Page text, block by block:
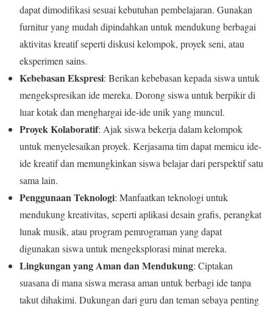
dapat dimodifikasi sesuai kebutuhan pembelajaran. Gunakan
furnitur yang mudah dipindahkan untuk mendukung berbagai
aktivitas kreatif seperti diskusi kelompok, proyek seni, atau
eksperimen sains.
Kebebasan Ekspresi: Berikan kebebasan kepada siswa untuk
mengekspresikan ide mereka. Dorong siswa untuk berpikir di
luar kotak dan menghargai ide-ide unik yang muncul.
Proyek Kolaboratif: Ajak siswa bekerja dalam kelompok
untuk menyelesaikan proyek. Kerjasama tim dapat memicu ide-
ide kreatif dan memungkinkan siswa belajar dari perspektif satu
sama lain.
Penggunaan Teknologi: Manfaatkan teknologi untuk
mendukung kreativitas, seperti aplikasi desain grafis, perangkat
lunak musik, atau program pemrograman yang dapat
digunakan siswa untuk mengeksplorasi minat mereka.
Lingkungan yang Aman dan Mendukung: Ciptakan
suasana di mana siswa merasa aman untuk berbagi ide tanpa
takut dihakimi. Dukungan dari guru dan teman sebaya penting